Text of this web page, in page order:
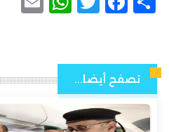
تصفح أيضا...